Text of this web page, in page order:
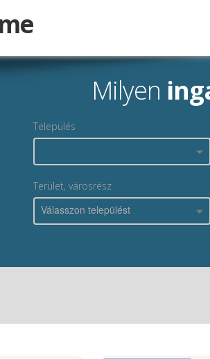
Milyen
Település
Terület, városrész
Válasszon települést